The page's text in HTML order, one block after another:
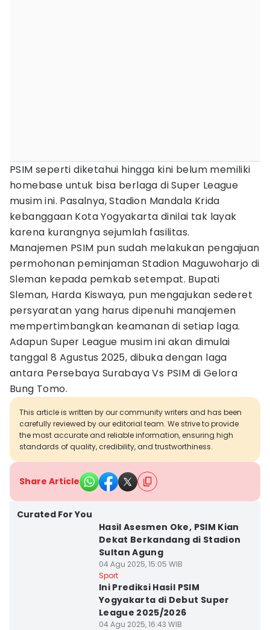
PSIM seperti diketahui hingga kini belum memiliki
homebase untuk bisa berlaga di Super League
musim ini. Pasalnya, Stadion Mandala Krida
kebanggaan Kota Yogyakarta dinilai tak layak
karena kurangnya sejumlah fasilitas.
Manajemen PSIM pun sudah melakukan pengajuan
permohonan peminjaman Stadion Maguwoharjo di
Sleman kepada pemkab setempat. Bupati
Sleman, Harda Kiswaya, pun mengajukan sederet
persyaratan yang harus dipenuhi manajemen
mempertimbangkan keamanan di setiap laga.
Adapun Super League musim ini akan dimulai
tanggal 8 Agustus 2025, dibuka dengan laga
antara Persebaya Surabaya Vs PSIM di Gelora
Bung Tomo.
This article is written by our community writers and has been
carefully reviewed by our editorial team. We strive to provide
the most accurate and reliable information, ensuring high
standards of quality, credibility, and trustworthiness.
Share Article
Curated For You
Hasil Asesmen Oke, PSIM Kian
Dekat Berkandang di Stadion
Sultan Agung
04 Agu 2025, 15:05 WIB
Sport
Ini Prediksi Hasil PSIM
Yogyakarta di Debut Super
League 2025/2026
04 Agu 2025, 16:43 WIB